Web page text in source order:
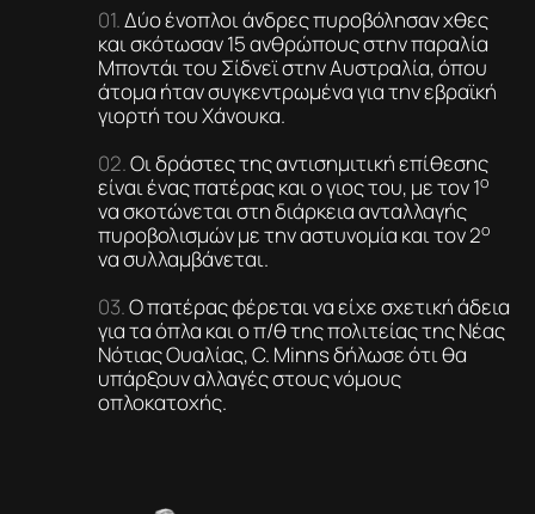
Δύο ένοπλοι άνδρες πυροβόλησαν χθες
και σκότωσαν 15 ανθρώπους στην παραλία
Μποντάι του Σίδνεϊ στην Αυστραλία, όπου
άτομα ήταν συγκεντρωμένα για την εβραϊκή
γιορτή του Χάνουκα.
Οι δράστες της αντισημιτική επίθεσης
είναι ένας πατέρας και ο γιος του, με τον 1ο
να σκοτώνεται στη διάρκεια ανταλλαγής
πυροβολισμών με την αστυνομία και τον 2ο
να συλλαμβάνεται.
Ο πατέρας φέρεται να είχε σχετική άδεια
για τα όπλα και ο π/θ της πολιτείας της Νέας
Νότιας Ουαλίας, C. Minns δήλωσε ότι θα
υπάρξουν αλλαγές στους νόμους
οπλοκατοχής.